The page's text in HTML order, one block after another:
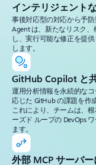
インテリジェント
事後対応型の対応から予
Agent は、新たなリスク
し、実行可能な修正を提
します。
GitHub Copilot と
運用分析情報を永続的な
応じた GitHub の課題を作
これにより、チームは、
ーズド ループの DevOps
ます。
外部 MCP サーバ